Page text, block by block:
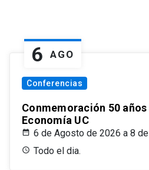
6 AGO
Conferencias
Conmemoración 50
Economía UC
6 de Agosto de 2026 a 8
Todo el dia.